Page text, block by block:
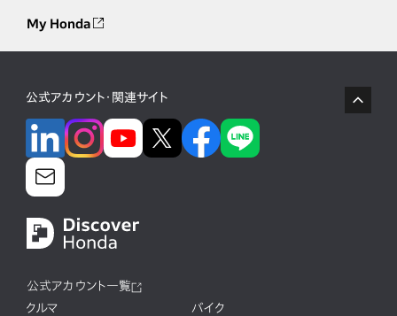
My Honda
公式アカウント・関連サイト
公式アカウント一覧
クルマ
バイク